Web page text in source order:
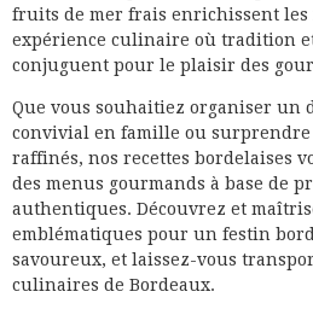
fruits de mer frais enrichissent les
expérience culinaire où tradition
conjuguent pour le plaisir des
Que vous souhaitiez organiser un
convivial en famille ou surprendre
raffinés, nos recettes bordelaises
des menus gourmands à base de
authentiques. Découvrez et
emblématiques pour un festin
savoureux, et laissez-vous
culinaires de Bordeaux.